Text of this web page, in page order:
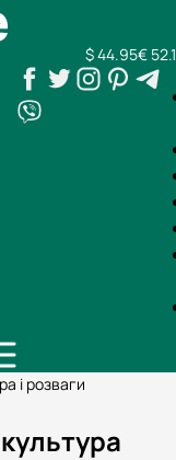
$ 44.95€ 52.1
і розваги